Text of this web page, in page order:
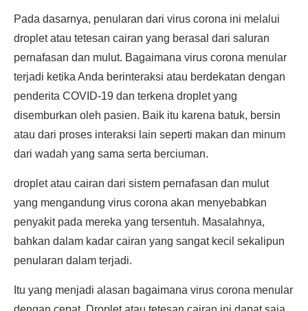
Pada dasarnya, penularan dari virus corona ini melalui
droplet atau tetesan cairan yang berasal dari saluran
pernafasan dan mulut. Bagaimana virus corona menular
terjadi ketika Anda berinteraksi atau berdekatan dengan
penderita COVID-19 dan terkena droplet yang
disemburkan oleh pasien. Baik itu karena batuk, bersin
atau dari proses interaksi lain seperti makan dan minum
dari wadah yang sama serta berciuman.
droplet atau cairan dari sistem pernafasan dan mulut
yang mengandung virus corona akan menyebabkan
penyakit pada mereka yang tersentuh. Masalahnya,
bahkan dalam kadar cairan yang sangat kecil sekalipun
penularan dalam terjadi.
Itu yang menjadi alasan bagaimana virus corona menular